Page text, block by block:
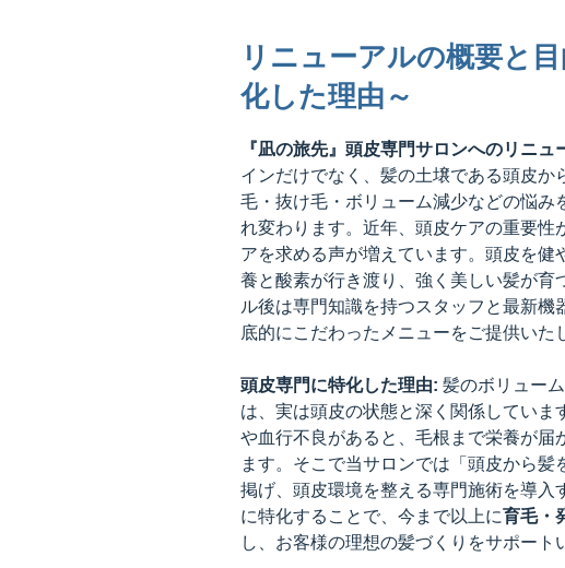
リニューアルの概要と
化した理由～
『凪の旅先』頭皮専門サロンへのリニュ
インだけでなく、髪の土壌である頭皮か
毛・抜け毛・ボリューム減少などの悩み
れ変わります。近年、頭皮ケアの重要性
アを求める声が増えています。頭皮を健
養と酸素が行き渡り、強く美しい髪が育
ル後は専門知識を持つスタッフと最新機
底的にこだわったメニューをご提供いた
頭皮専門に特化した理由: 髪のボリュー
は、実は頭皮の状態と深く関係していま
や血行不良があると、毛根まで栄養が届
ます。そこで当サロンでは「頭皮から髪
掲げ、頭皮環境を整える専門施術を導入
に特化することで、今まで以上に育毛・
し、お客様の理想の髪づくりをサポート